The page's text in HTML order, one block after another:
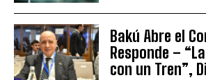
Bakú Abre el
Responde –
con un Tren”,